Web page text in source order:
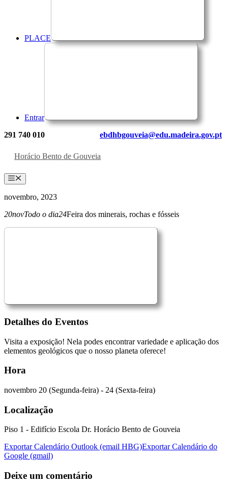
PLACE
Entrar
291 740 010 ebdhbgouveia@edu.madeira.gov.pt
Horácio Bento de Gouveia
Menu
novembro, 2023
20novTodo o dia24Feira dos minerais, rochas e fósseis
Detalhes do Eventos
Visita a exposição! Nela podes encontrar variedade e aplicação dos
elementos geológicos que o nosso planeta oferece!
Hora
novembro 20 (Segunda-feira) - 24 (Sexta-feira)
Localização
Piso 1 - Edifício Escola Dr. Horácio Bento de Gouveia
Exportar Calendário Outlook (email HBG)Exportar Calendário do
Google (gmail)
Deixe um comentário